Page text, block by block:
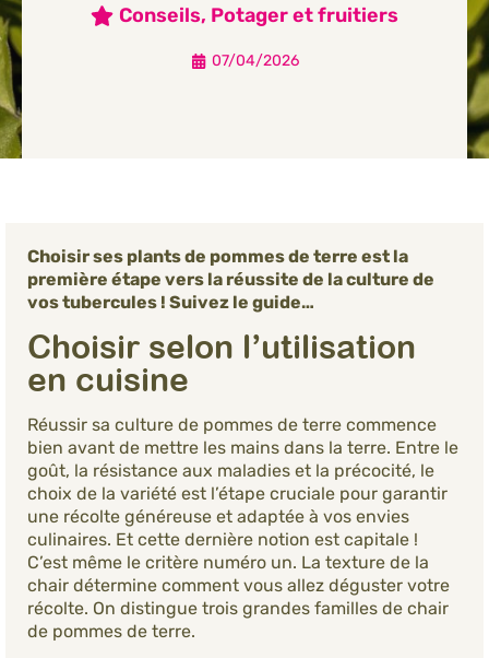
Conseils, Potager et fruitiers
07/04/2026
Choisir ses plants de pommes de terre est la
première étape vers la réussite de la culture de
vos tubercules ! Suivez le guide…
Choisir selon l’utilisation
en cuisine
Réussir sa culture de pommes de terre commence
bien avant de mettre les mains dans la terre. Entre le
goût, la résistance aux maladies et la précocité, le
choix de la variété est l’étape cruciale pour garantir
une récolte généreuse et adaptée à vos envies
culinaires. Et cette dernière notion est capitale !
C’est même le critère numéro un. La texture de la
chair détermine comment vous allez déguster votre
récolte. On distingue trois grandes familles de chair
de pommes de terre.